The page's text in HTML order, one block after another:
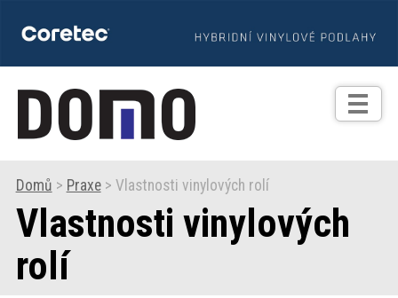
TIPY
Zprávy
Praxe
Fotogalerie
Domů > Praxe> Vlastnosti vinylových rolí
Vlastnosti vinylových
rolí